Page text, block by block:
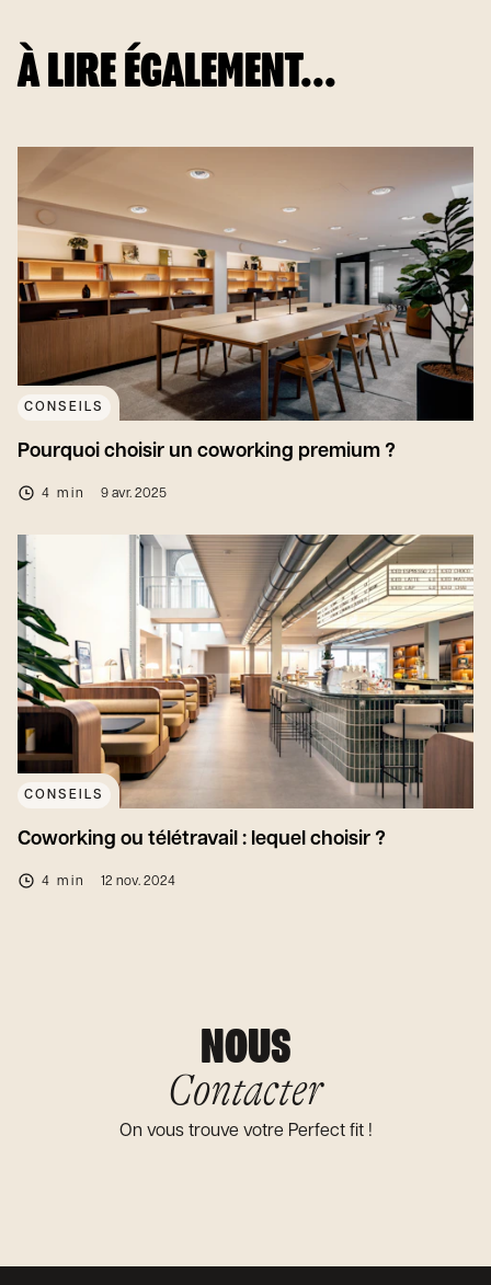
À LIRE ÉGALEMENT...
CONSEILS
Pourquoi choisir un coworking premium ?
4 min 9 avr. 2025
CONSEILS
Coworking ou télétravail : lequel choisir ?
4 min 12 nov. 2024
NOUS
Contacter
On vous trouve votre Perfect fit !